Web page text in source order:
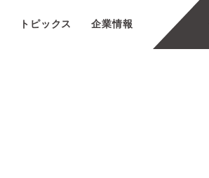
トピックス 企業情報